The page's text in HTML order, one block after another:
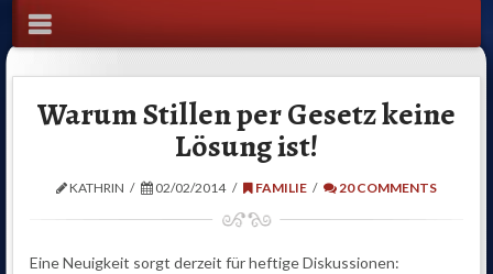
Navigation
Warum Stillen per Gesetz keine
Lösung ist!
KATHRIN 02/02/2014 FAMILIE 20 COMMENTS
Eine Neuigkeit sorgt derzeit für heftige Diskussionen: